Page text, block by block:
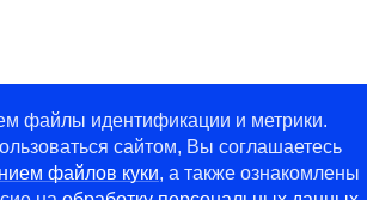
файлы идентификации и метрики.
сайтом, Вы соглашаетесь
файлов куки, а также ознакомлены